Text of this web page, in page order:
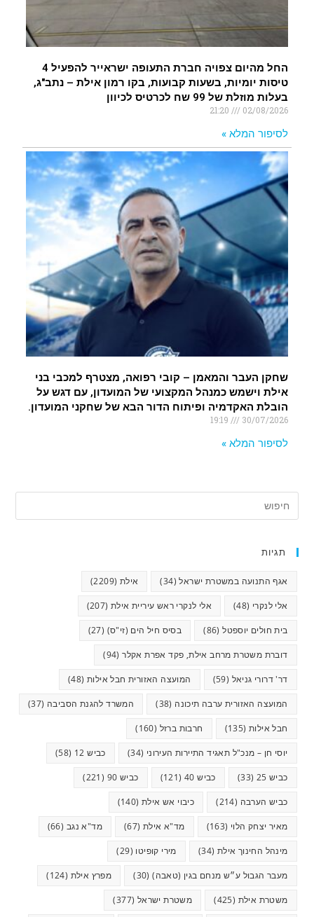
החל מהיום צפויה חברת התעופה ישראייר להפעיל 4
טיסות יומיות, בשעות קבועות, בקו רמון אילת – נתב"ג,
בעלות מוזלת של 99 שח לכרטיס לכיוון
02/08/2026
לסיפור המלא »
שחקן העבר והמאמן – קובי רפואה, מצטרף למכבי בני
אילת וישמש כמנהל המקצועי של המועדון, עם דגש על
הובלת האקדמיה ופיתוח הדור הבא של שחקני המועדון.
30/07/2026
לסיפור המלא »
תגיות
אגף התנועה במשטרת ישראל(34) אילת (2209)
אלי לנקרי (48) אלי לנקרי ראש עיריית אילת (207)
בית חולים יוספטל(86) בסיס חיל הים (זי"ס) (27)
דוברת משטרת מרחב אילת, פקד אפרת אקלר(94)
דר' דרורי גניאל (59) המועצה האזורית חבל אילות (48)
המועצה האזורית ערבה תיכונה (38) המשרד להגנת הסביבה (37)
חבל אילות (135) חרבות ברזל (160)
יוסי חן – מנכ"ל תאגיד התיירות העירוני (34) כביש 12 (58)
כביש 25 (33) כביש 40 (121) כביש 90 (221)
כביש הערבה (214) כיבוי אש אילת (140)
מאיר יצחק הלוי (163) מד"א אילת (67) מד"א נגב (66)
מינהל החינוך אילת (34) מירי קופיטו (29)
מעבר הגבול ע״ש מנחם בגין (טאבה)(30) מפרץ אילת (124)
משטרת אילת (425) משטרת ישראל (377)